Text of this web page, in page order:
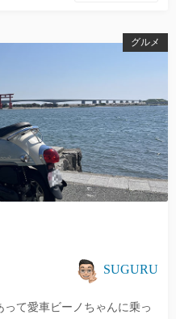
グルメ
SUGURU
て愛車ビーノちゃんに乗っ